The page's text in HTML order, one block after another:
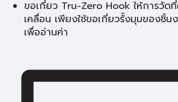
ขอเกี่ยว Tru-Zero Hook ให้การวัด
เคลื่อน เพียงใช้ขอเกี่ยวรั้งมุมของชิ้
เพื่ออ่านค่า